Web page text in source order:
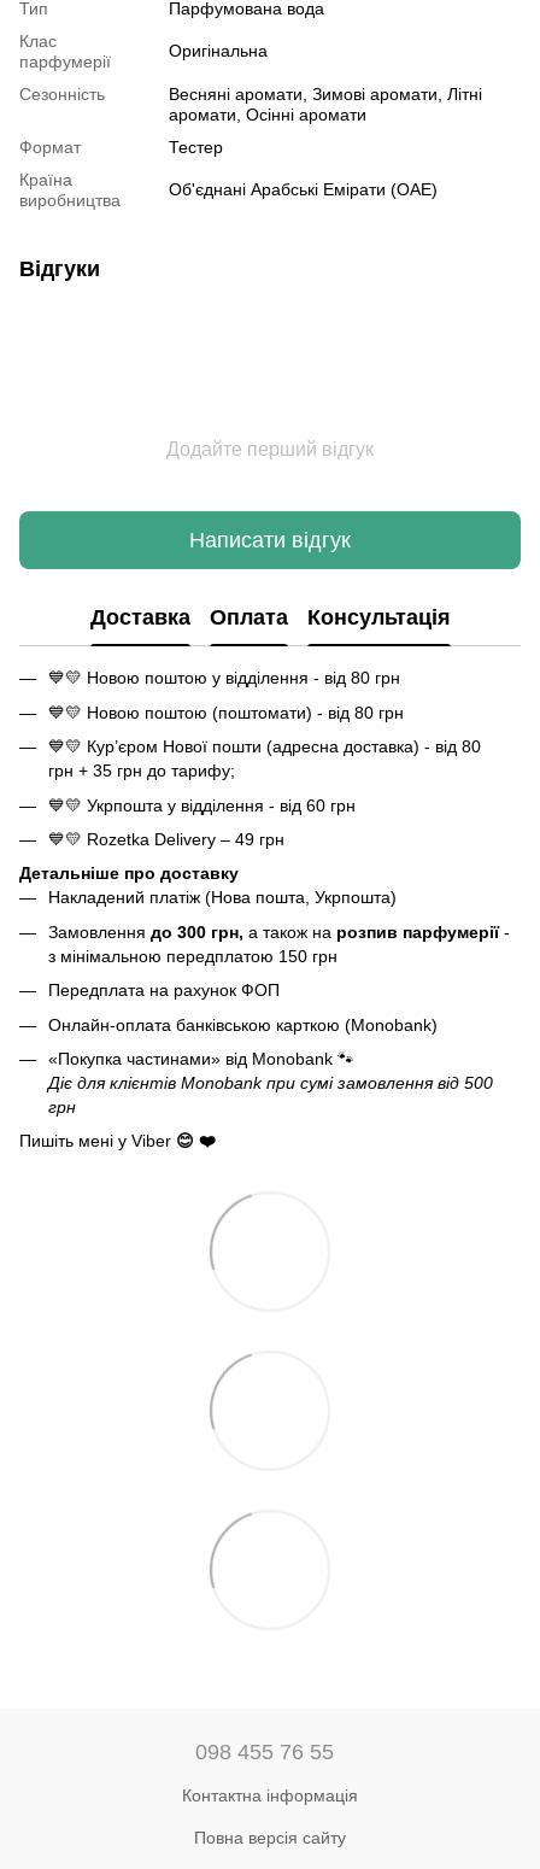
Тип
Парфумована вода
Клас
парфумерії
Оригінальна
Сезонність
Весняні аромати, Зимові аромати, Літні
аромати, Осінні аромати
Формат
Тестер
Країна
виробництва
Об'єднані Арабські Емірати (ОАЕ)
Відгуки
Додайте перший відгук
Написати відгук
Доставка Оплата Консультація
💙💛 Новою поштою у відділення - від 80 грн
💙💛 Новою поштою (поштомати) - від 80 грн
💙💛 Кур’єром Нової пошти (адресна доставка) - від 80
грн + 35 грн до тарифу;
💙💛 Укрпошта у відділення - від 60 грн
💙💛 Rozetka Delivery – 49 грн
Детальніше про доставку
Накладений платіж (Нова пошта, Укрпошта)
Замовлення до 300 грн, а також на розпив парфумерії-
з мінімальною передплатою 150 грн
Передплата на рахунок ФОП
Онлайн-оплата банківською карткою (Monobank)
«Покупка частинами» від Monobank 🐾
Діє для клієнтів Monobank при сумі замовлення від 500
грн
Пишіть мені у Viber 😊 ❤️
098 455 76 55
Контактна інформація
Повна версія сайту